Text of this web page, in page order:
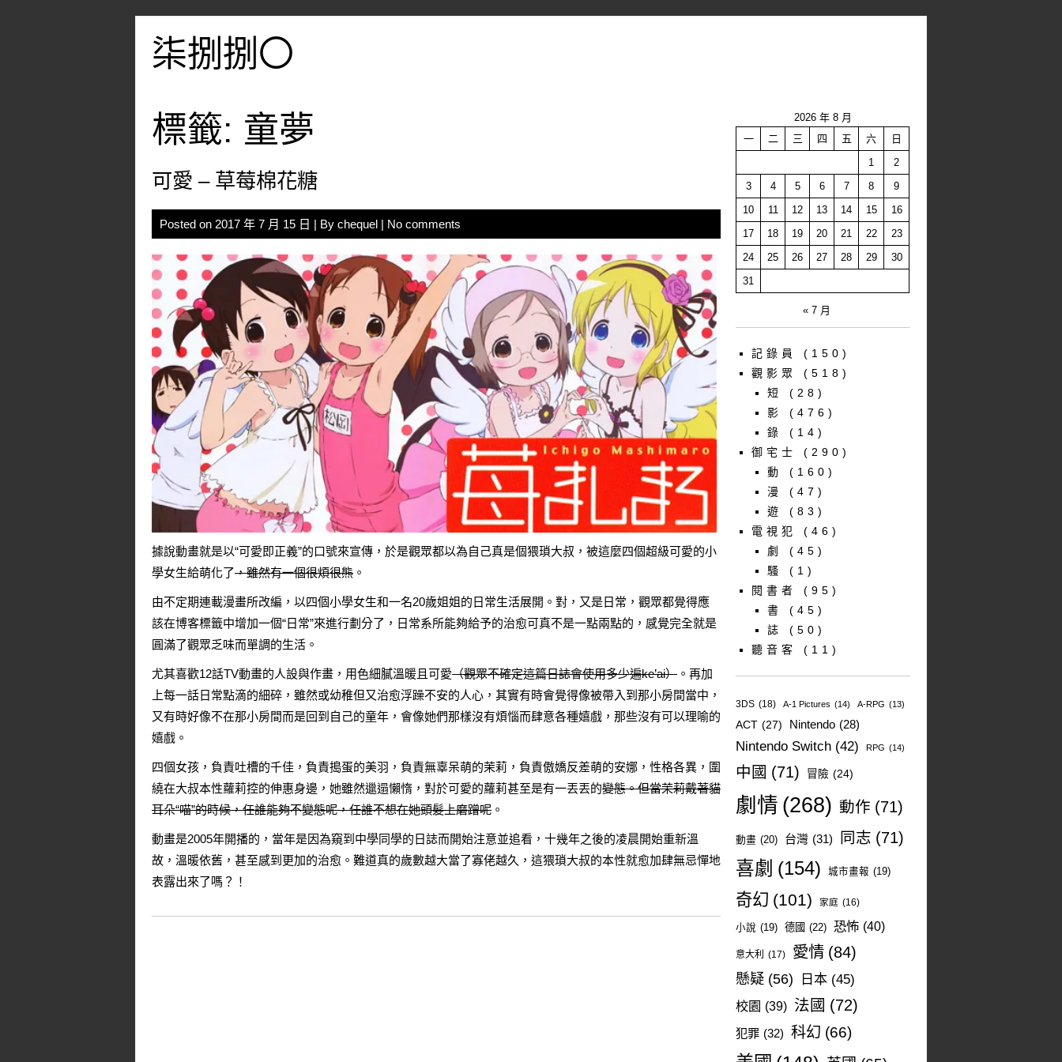
柒捌捌〇
標籤: 童夢
可愛 – 草莓棉花糖
Posted on 2017 年 7 月 15 日 | By chequel | No comments
據說動畫就是以“可愛即正義”的口號來宣傳，於是觀眾都以為自己真是個猥瑣大叔，被這麼四個超級可愛的小
學女生給萌化了，雖然有一個很煩很熊 。
由不定期連載漫畫所改編，以四個小學女生和一名20歲姐姐的日常生活展開。對，又是日常，觀眾都覺得應
該在博客標籤中增加一個“日常”來進行劃分了，日常系所能夠給予的治愈可真不是一點兩點的，感覺完全就是
圓滿了觀眾乏味而單調的生活。
尤其喜歡12話TV動畫的人設與作畫，用色細膩溫暖且可愛（觀眾不確定這篇日誌會使用多少遍ke’ai） 。再加
上每一話日常點滴的細碎，雖然或幼稚但又治愈浮躁不安的人心，其實有時會覺得像被帶入到那小房間當中，
又有時好像不在那小房間而是回到自己的童年，會像她們那樣沒有煩惱而肆意各種嬉戲，那些沒有可以理喻的
嬉戲。
四個女孩，負責吐槽的千佳，負責搗蛋的美羽，負責無辜呆萌的茉莉，負責傲嬌反差萌的安娜，性格各異，圍
繞在大叔本性蘿莉控的伸惠身邊，她雖然邋遢懶惰，對於可愛的蘿莉甚至是有一丟丟的變態。但當茉莉戴著貓
耳朵“喵”的時候，任誰能夠不變態呢，任誰不想在她頭髮上磨蹭呢 。
動畫是2005年開播的，當年是因為窺到中學同學的日誌而開始注意並追看，十幾年之後的凌晨開始重新溫
故，溫暖依舊，甚至感到更加的治愈。難道真的歲數越大當了寡佬越久，這猥瑣大叔的本性就愈加肆無忌憚地
表露出來了嗎？！
2026 年 8 月
一
二 三 四 五 六
日
1
2
3
4 5 6 7 8
9
10
11 12 13 14 15
16
17
18 19 20 21 22
23
24
25 26 27 28 29
30
31
« 7 月
記錄員
(150)
觀影眾
(518)
短
(28)
影
(476)
錄
(14)
御宅士
(290)
動
(160)
漫
(47)
遊
(83)
電視犯
(46)
劇
(45)
騷
(1)
閱書者
(95)
書
(45)
誌
(50)
聽音客
(11)
3DS (18) A-1 Pictures (14) A-RPG (13)
ACT (27) Nintendo (28)
Nintendo Switch (42) RPG (14)
中國 (71) 冒險 (24)
劇情 (268) 動作 (71)
動畫 (20) 台灣 (31) 同志 (71)
喜劇 (154) 城市畫報 (19)
奇幻 (101) 家庭 (16)
小說 (19) 德國 (22) 恐怖 (40)
意大利 (17) 愛情 (84)
懸疑 (56) 日本 (45)
校園 (39) 法國 (72)
犯罪 (32) 科幻 (66)